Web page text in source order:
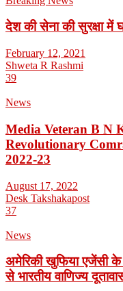
देश की सेना की सुरक्षा में
February 12, 2021
Shweta R Rashmi
39
News
Media Veteran B N
Revolutionary
2022-23
August 17, 2022
Desk Takshakapost
37
News
अमेरिकी खुफिया एजेंसी
से भारतीय वाणिज्य